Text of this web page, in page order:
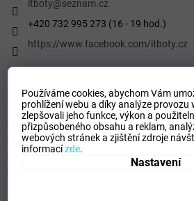
Používáme cookies, abychom Vám
prohlížení webu a díky analýze provozu
zlepšovali jeho funkce, výkon a
přizpůsobeného obsahu a reklam,
webových stránek a zjištění zdroje
informacízde.
Nastavení
itboty@seznam.cz
+420 732 995 273 (16 - 19 hod.)
https://www.facebook.com/itboty.cz
Informace pro vás
Kontaktní formulář
Podmínky ochrany osobních údajů